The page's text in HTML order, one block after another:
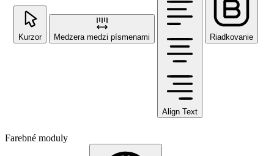
Kurzor Medzera medzi písmenami
Align Text
Riadkovanie
Farebné moduly